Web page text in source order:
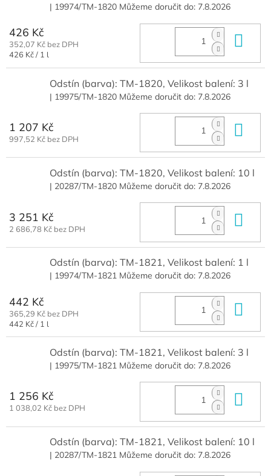
| 19974/TM-1820 Můžeme doručit do: 7.8.2026
426 Kč
352,07 Kč bez DPH
Měrná
426 Kč / 1 l
Odstín (barva): TM-1820, Velikost balení: 3 l
| 19975/TM-1820 Můžeme doručit do: 7.8.2026
1 207 Kč
997,52 Kč bez DPH
Odstín (barva): TM-1820, Velikost balení: 10 l
| 20287/TM-1820 Můžeme doručit do: 7.8.2026
3 251 Kč
2 686,78 Kč bez DPH
Odstín (barva): TM-1821, Velikost balení: 1 l
| 19974/TM-1821 Můžeme doručit do: 7.8.2026
442 Kč
365,29 Kč bez DPH
Měrná
442 Kč / 1 l
Odstín (barva): TM-1821, Velikost balení: 3 l
| 19975/TM-1821 Můžeme doručit do: 7.8.2026
1 256 Kč
1 038,02 Kč bez DPH
Odstín (barva): TM-1821, Velikost balení: 10 l
| 20287/TM-1821 Můžeme doručit do: 7.8.2026